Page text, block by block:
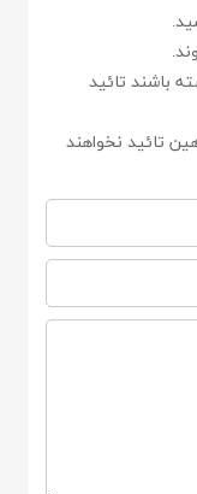
باشند تائید
تائید نخواهند